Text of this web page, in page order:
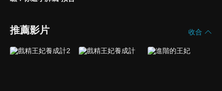
推薦影片 收合